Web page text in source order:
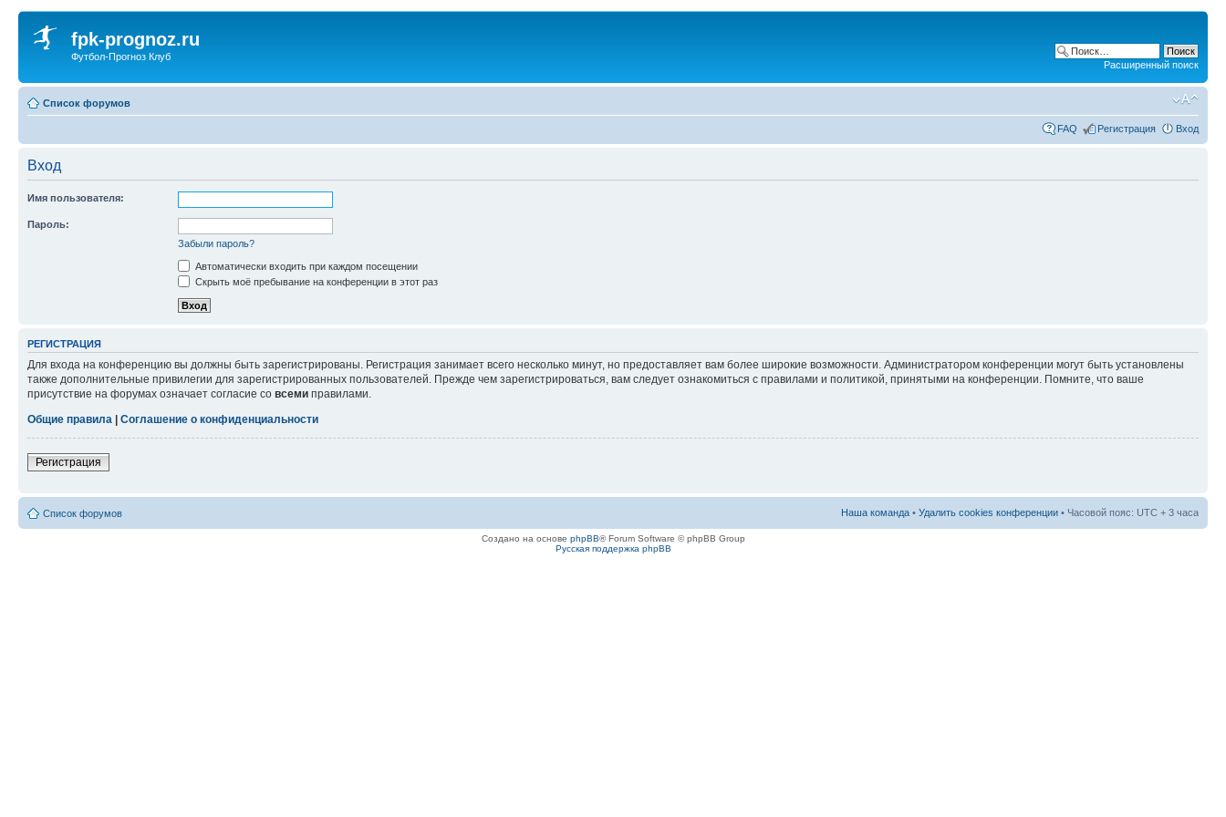
fpk-prognoz.ru
Футбол-Прогноз Клуб
Расширенный поиск
Список форумов
FAQ Регистрация Вход
Вход
Имя пользователя:
Пароль:
Забыли пароль?
Автоматически входить при каждом посещении
Скрыть моё пребывание на конференции в этот раз
РЕГИСТРАЦИЯ
Для входа на конференцию вы должны быть зарегистрированы. Регистрация занимает всего несколько минут, но предоставляет вам более широкие возможности. Администратором конференции могут быть установлены
также дополнительные привилегии для зарегистрированных пользователей. Прежде чем зарегистрироваться, вам следует ознакомиться с правилами и политикой, принятыми на конференции. Помните, что ваше
присутствие на форумах означает согласие со всеми правилами.
Общие правила
Соглашение о конфиденциальности
Регистрация
Список форумов Наша команда • Удалить cookies конференции • Часовой пояс: UTC + 3 часа
Создано на основе phpBB® Forum Software © phpBB Group
Русская поддержка phpBB